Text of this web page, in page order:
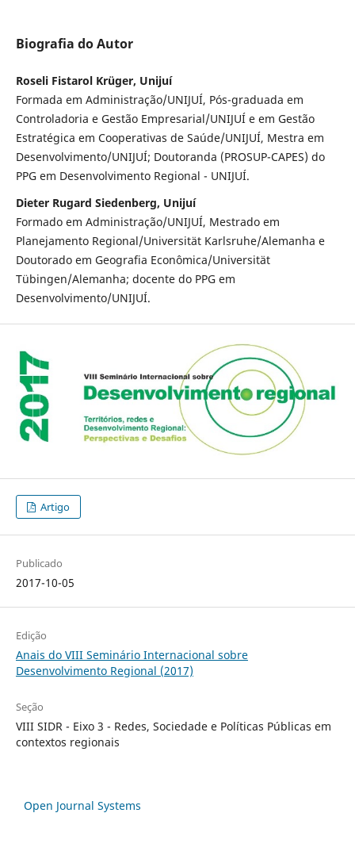
Biografia do Autor
Roseli Fistarol Krüger, Unijuí
Formada em Administração/UNIJUÍ, Pós-graduada em
Controladoria e Gestão Empresarial/UNIJUÍ e em Gestão
Estratégica em Cooperativas de Saúde/UNIJUÍ, Mestra em
Desenvolvimento/UNIJUÍ; Doutoranda (PROSUP-CAPES) do
PPG em Desenvolvimento Regional - UNIJUÍ.
Dieter Rugard Siedenberg, Unijuí
Formado em Administração/UNIJUÍ, Mestrado em
Planejamento Regional/Universität Karlsruhe/Alemanha e
Doutorado em Geografia Econômica/Universität
Tübingen/Alemanha; docente do PPG em
Desenvolvimento/UNIJUÍ.
Artigo
Publicado
2017-10-05
Edição
Anais do VIII Seminário Internacional sobre
Desenvolvimento Regional (2017)
Seção
VIII SIDR - Eixo 3 - Redes, Sociedade e Políticas Públicas em
contextos regionais
Open Journal Systems